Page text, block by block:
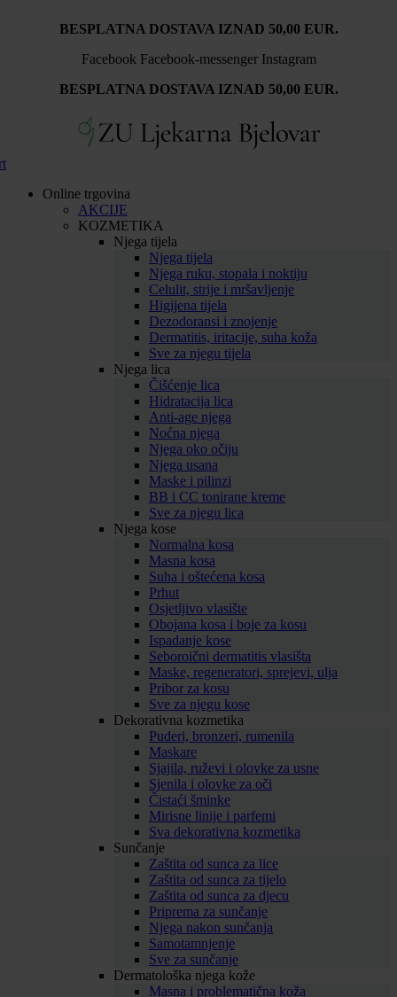
BESPLATNA DOSTAVA IZNAD 50,00 EUR.
Facebook Facebook-messenger Instagram
BESPLATNA DOSTAVA IZNAD 50,00 EUR.
Online trgovina
AKCIJE
KOZMETIKA
Njega tijela
Njega tijela
Njega ruku, stopala i noktiju
Celulit, strije i mršavljenje
Higijena tijela
Dezodoransi i znojenje
Dermatitis, iritacije, suha koža
Sve za njegu tijela
Njega lica
Čišćenje lica
Hidratacija lica
Anti-age njega
Noćna njega
Njega oko očiju
Njega usana
Maske i pilinzi
BB i CC tonirane kreme
Sve za njegu lica
Njega kose
Normalna kosa
Masna kosa
Suha i oštećena kosa
Prhut
Osjetljivo vlasište
Obojana kosa i boje za kosu
Ispadanje kose
Seboroični dermatitis vlasišta
Maske, regeneratori, sprejevi, ulja
Pribor za kosu
Sve za njegu kose
Dekorativna kozmetika
Puderi, bronzeri, rumenila
Maskare
Sjajila, ruževi i olovke za usne
Sjenila i olovke za oči
Čistaći šminke
Mirisne linije i parfemi
Sva dekorativna kozmetika
Sunčanje
Zaštita od sunca za lice
Zaštita od sunca za tijelo
Zaštita od sunca za djecu
Priprema za sunčanje
Njega nakon sunčanja
Samotamnjenje
Sve za sunčanje
Dermatološka njega kože
Masna i problematična koža